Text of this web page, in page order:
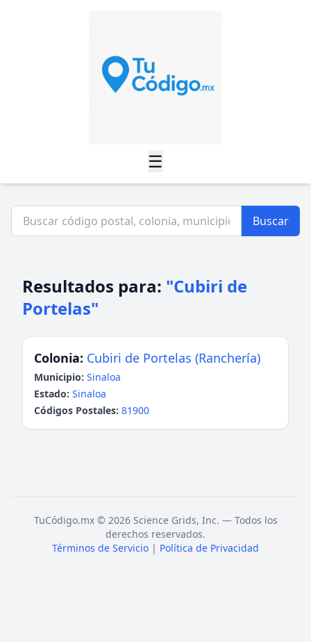
☰
Buscar
Resultados para: "Cubiri de
Portelas"
Colonia: Cubiri de Portelas (Ranchería)
Municipio: Sinaloa
Estado: Sinaloa
Códigos Postales: 81900
TuCódigo.mx © 2026 Science Grids, Inc. — Todos los
derechos reservados.
Términos de Servicio | Política de Privacidad